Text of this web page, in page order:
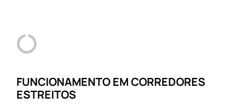
FUNCIONAMENTO EM CORREDORES
ESTREITOS